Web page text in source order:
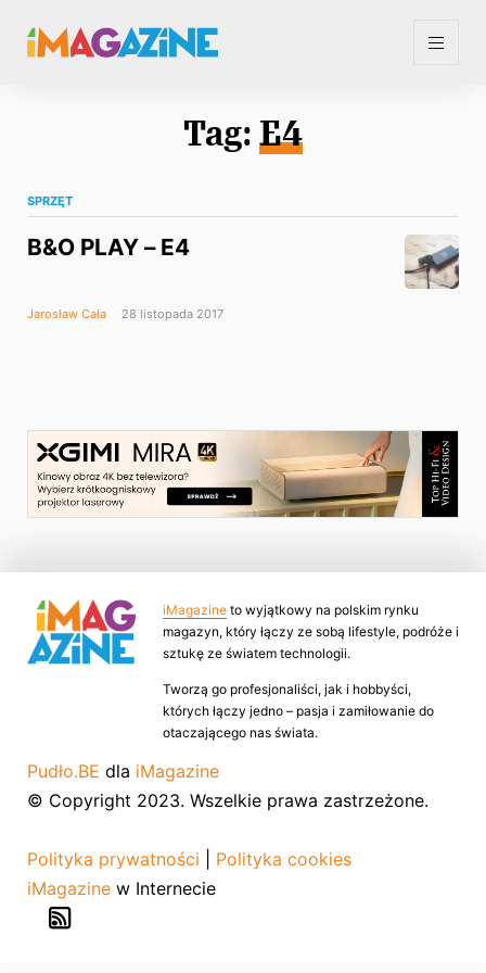
Tag: E4
SPRZĘT
B&O PLAY – E4
Jarosław Cała 28 listopada 2017
iMagazine to wyjątkowy na polskim rynku
magazyn, który łączy ze sobą lifestyle, podróże i
sztukę ze światem technologii.
Tworzą go profesjonaliści, jak i hobbyści,
których łączy jedno – pasja i zamiłowanie do
otaczającego nas świata.
Pudło.BE dla iMagazine
© Copyright 2023. Wszelkie prawa zastrzeżone.
Polityka prywatności
Polityka cookies
iMagazine w Internecie